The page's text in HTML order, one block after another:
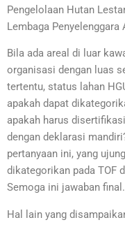
Pengelolaan Hutan
Lembaga
Bila ada areal di luar
organisasi dengan luas
tertentu, status lahan
apakah dapat
apakah harus
dengan deklarasi
pertanyaan ini, yang
dikategorikan pada TOF
Semoga ini jawaban final.
Hal lain yang